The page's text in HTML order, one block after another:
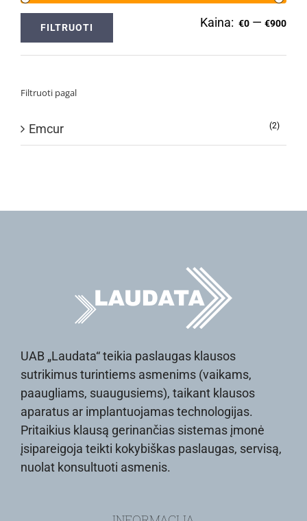
Min
FILTRUOTI Kaina: €0 — €900
Filtruoti pagal
Emcur (2)
UAB „Laudata“ teikia paslaugas klausos
sutrikimus turintiems asmenims (vaikams,
paaugliams, suaugusiems), taikant klausos
aparatus ar implantuojamas technologijas.
Pritaikius klausą gerinančias sistemas įmonė
įsipareigoja teikti kokybiškas paslaugas, servisą,
nuolat konsultuoti asmenis.